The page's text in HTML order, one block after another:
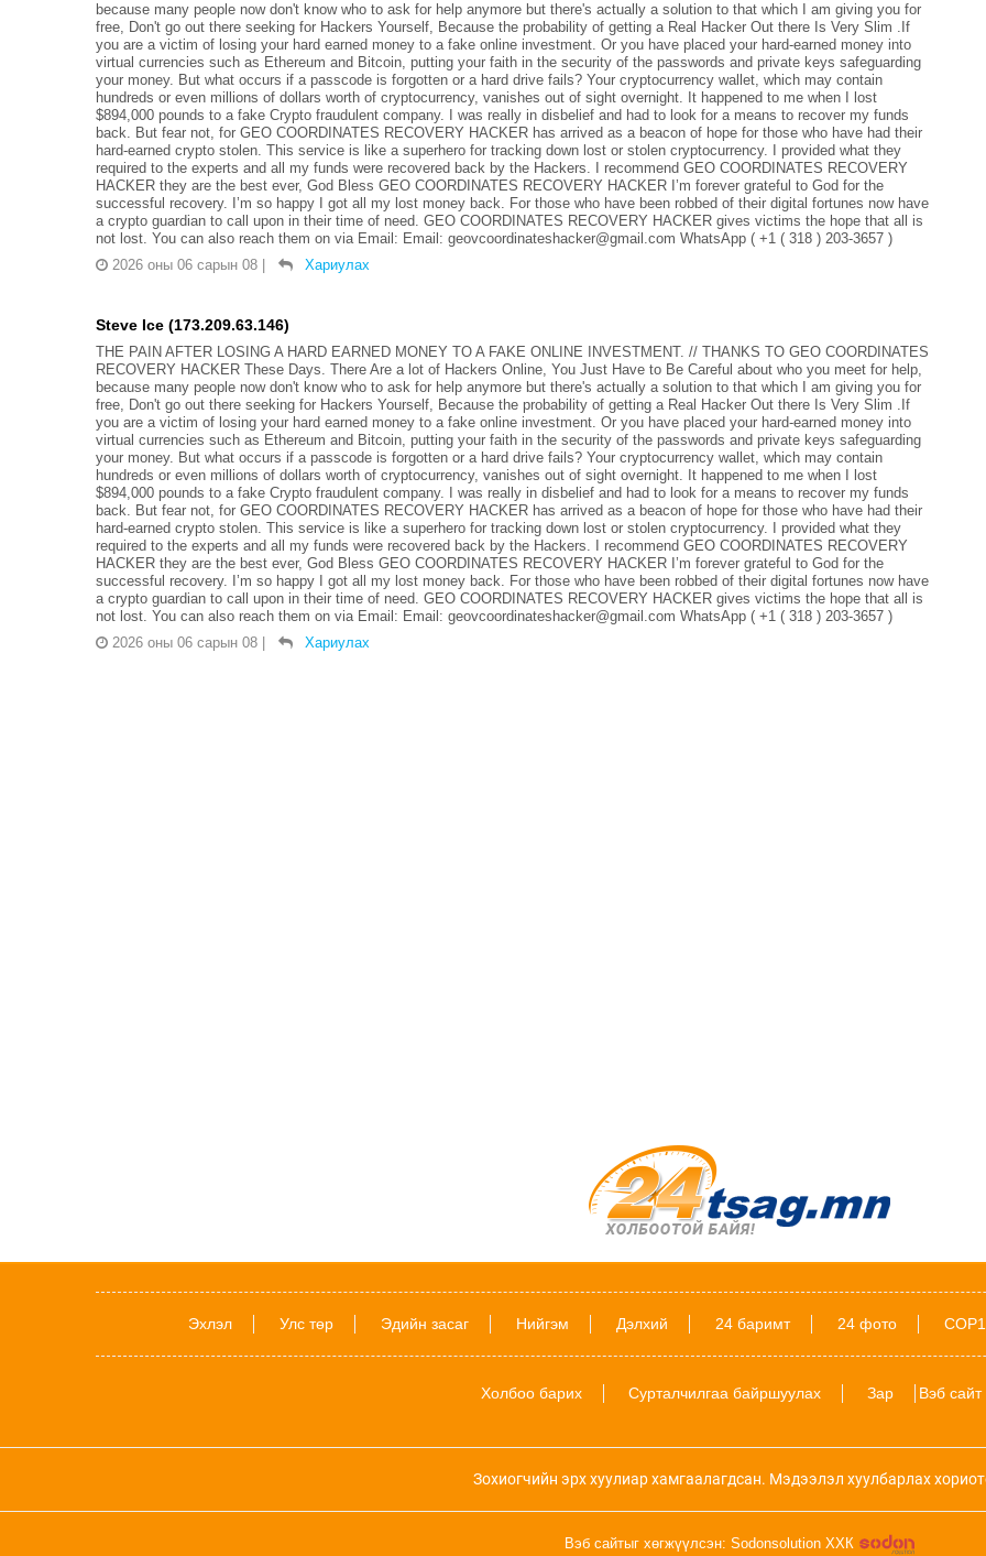
because many people now don't know who to ask for help anymore but there's actually a solution to that which I am giving you for
free, Don't go out there seeking for Hackers Yourself, Because the probability of getting a Real Hacker Out there Is Very Slim .If
you are a victim of losing your hard earned money to a fake online investment. Or you have placed your hard-earned money into
virtual currencies such as Ethereum and Bitcoin, putting your faith in the security of the passwords and private keys safeguarding
your money. But what occurs if a passcode is forgotten or a hard drive fails? Your cryptocurrency wallet, which may contain
hundreds or even millions of dollars worth of cryptocurrency, vanishes out of sight overnight. It happened to me when I lost
$894,000 pounds to a fake Crypto fraudulent company. I was really in disbelief and had to look for a means to recover my funds
back. But fear not, for GEO COORDINATES RECOVERY HACKER has arrived as a beacon of hope for those who have had their
hard-earned crypto stolen. This service is like a superhero for tracking down lost or stolen cryptocurrency. I provided what they
required to the experts and all my funds were recovered back by the Hackers. I recommend GEO COORDINATES RECOVERY
HACKER they are the best ever, God Bless GEO COORDINATES RECOVERY HACKER I’m forever grateful to God for the
successful recovery. I’m so happy I got all my lost money back. For those who have been robbed of their digital fortunes now have
a crypto guardian to call upon in their time of need. GEO COORDINATES RECOVERY HACKER gives victims the hope that all is
not lost. You can also reach them on via Email: Email: geovcoordinateshacker@gmail.com WhatsApp ( +1 ( 318 ) 203-3657 )
2026 оны 06 сарын 08
Хариулах
Steve Ice (173.209.63.146)
THE PAIN AFTER LOSING A HARD EARNED MONEY TO A FAKE ONLINE INVESTMENT. // THANKS TO GEO COORDINATES
RECOVERY HACKER These Days. There Are a lot of Hackers Online, You Just Have to Be Careful about who you meet for help,
because many people now don't know who to ask for help anymore but there's actually a solution to that which I am giving you for
free, Don't go out there seeking for Hackers Yourself, Because the probability of getting a Real Hacker Out there Is Very Slim .If
you are a victim of losing your hard earned money to a fake online investment. Or you have placed your hard-earned money into
virtual currencies such as Ethereum and Bitcoin, putting your faith in the security of the passwords and private keys safeguarding
your money. But what occurs if a passcode is forgotten or a hard drive fails? Your cryptocurrency wallet, which may contain
hundreds or even millions of dollars worth of cryptocurrency, vanishes out of sight overnight. It happened to me when I lost
$894,000 pounds to a fake Crypto fraudulent company. I was really in disbelief and had to look for a means to recover my funds
back. But fear not, for GEO COORDINATES RECOVERY HACKER has arrived as a beacon of hope for those who have had their
hard-earned crypto stolen. This service is like a superhero for tracking down lost or stolen cryptocurrency. I provided what they
required to the experts and all my funds were recovered back by the Hackers. I recommend GEO COORDINATES RECOVERY
HACKER they are the best ever, God Bless GEO COORDINATES RECOVERY HACKER I’m forever grateful to God for the
successful recovery. I’m so happy I got all my lost money back. For those who have been robbed of their digital fortunes now have
a crypto guardian to call upon in their time of need. GEO COORDINATES RECOVERY HACKER gives victims the hope that all is
not lost. You can also reach them on via Email: Email: geovcoordinateshacker@gmail.com WhatsApp ( +1 ( 318 ) 203-3657 )
2026 оны 06 сарын 08
Хариулах
Эхлэл Улс төр Эдийн засаг Нийгэм Дэлхий 24 баримт 24 фото
Холбоо барих Сурталчилгаа байршуулах Зар Вэб сайт
Зохиогчийн эрх хуулиар хамгаалагдсан. Мэдээлэл хуулбарлах
Вэб сайтыг хөгжүүлсэн: Sodonsolution ХХК